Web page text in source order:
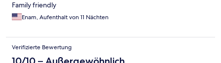
Family friendly
Enam, Aufenthalt von 11 Nächten
Verifizierte Bewertung